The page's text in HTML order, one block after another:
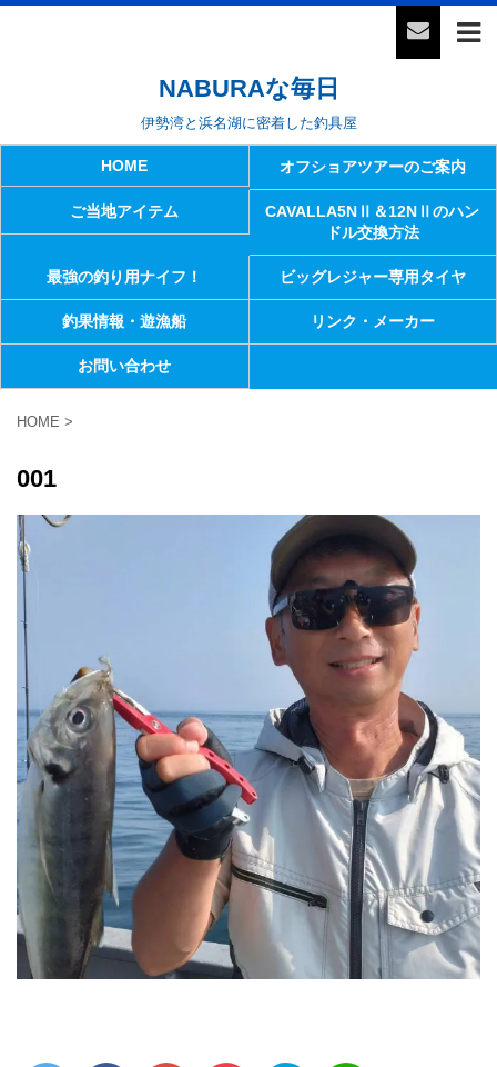
NABURAな毎日
伊勢湾と浜名湖に密着した釣具屋
HOME オフショアツアーのご案内
ご当地アイテム
CAVALLA5NⅡ＆12NⅡのハン
ドル交換方法
最強の釣り用ナイフ！ ビッグレジャー専用タイヤ
釣果情報・遊漁船 リンク・メーカー
お問い合わせ
HOME >
001